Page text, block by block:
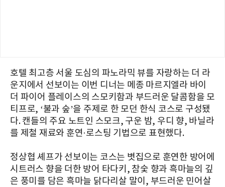
호텔 최고층 서울 도심의 파노라믹 뷰를 자랑하는 더 라
운지에서 선보이는 이번 디너는 메종 마르지엘라 바이
더 파이어 플레이스의 스모키함과 부드러운 달콤함을 모
티프로, ‘불과 숲’을 주제로 한 모던 한식 코스로 구성됐
다. 캔들의 주요 노트인 스모크, 구운 밤, 우디 향, 바닐라
를 제철 재료와 훈연·로스팅 기법으로 표현했다.
정상협 셰프가 선보이는 코스는 볏집으로 훈연한 방어에
시트러스 향을 더한 방어 타다키, 참숯 향과 흑마늘의 깊
은 풍미를 담은 흑마늘 닭다리살 말이, 부드러운 민어살